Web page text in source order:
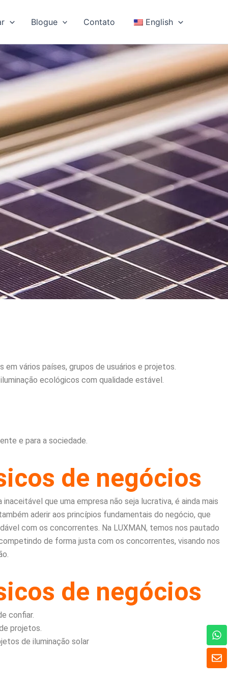
Blogue Contato English
vários países, grupos de usuários e projetos.
ecológicos com qualidade estável.
e para a sociedade.
de negócios
que uma empresa não seja lucrativa, é ainda mais
aderir aos princípios fundamentais do negócio, que
com os concorrentes. Na LUXMAN, temos nos pautado
de forma justa com os concorrentes, visando nos
de negócios
confiar.
projetos.
de iluminação solar
E
n
W
h
a
t
s